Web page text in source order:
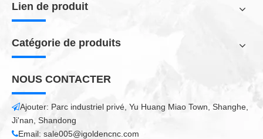
Lien de produit
Catégorie de produits
NOUS CONTACTER
Ajouter: Parc industriel privé, Yu Huang Miao Town, Shanghe,
Ji'nan, Shandong
Email: sale005@igoldencnc.com